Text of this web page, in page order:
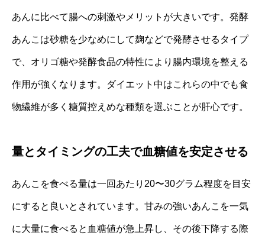
あんに比べて腸への刺激やメリットが大きいです。発酵
あんこは砂糖を少なめにして麹などで発酵させるタイプ
で、オリゴ糖や発酵食品の特性により腸内環境を整える
作用が強くなります。ダイエット中はこれらの中でも食
物繊維が多く糖質控えめな種類を選ぶことが肝心です。
量とタイミングの工夫で血糖値を安定させる
あんこを食べる量は一回あたり20〜30グラム程度を目安
にすると良いとされています。甘みの強いあんこを一気
に大量に食べると血糖値が急上昇し、その後下降する際